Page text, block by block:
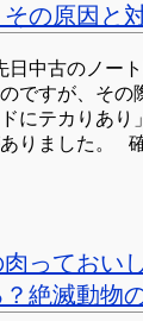
の原因と
日中古のノー
ですが、その
にテカりあり
りました。
っておい
絶滅動物